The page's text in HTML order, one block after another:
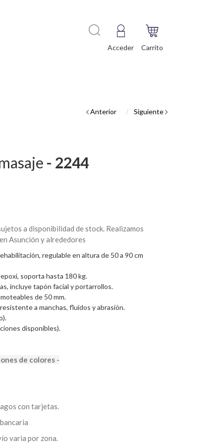
Acceder Carrito
Anterior Siguiente
- 2244
a disponibilidad de stock. Realizamos
Asunción y alrededores
regulable en altura de 50 a 90 cm
soporta hasta 180 kg.
incluye tapón facial y portarrollos.
de 50 mm.
a manchas, fluidos y abrasión.
disponibles).
de colores -
con tarjetas.
varia por zona.